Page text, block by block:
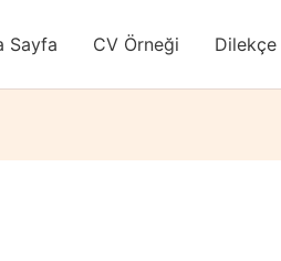
Sayfa CV Örneği Dilekçe